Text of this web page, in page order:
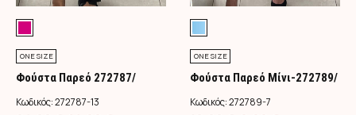
ONE SIZE
Φούστα Παρεό 272787/
Φούξια
Κωδικός:272787-13
ONE SIZE
Φούστα Παρεό Μίνι-272789/
Τιρκουάζ
Κωδικός:272789-7